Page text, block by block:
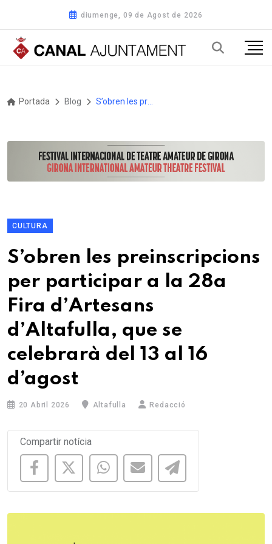
diumenge, 09 de Agost de 2026
Portada Blog
CULTURA
S’obren les preinscripcions
per participar a la 28a
Fira d’Artesans
d’Altafulla, que se
celebrarà del 13 al 16
d’agost
20 Abril 2026 Altafulla Redacció
Compartir notícia